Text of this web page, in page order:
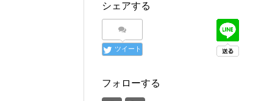
シェアする
ツイート
フォローする